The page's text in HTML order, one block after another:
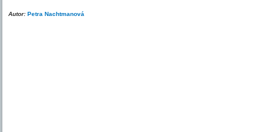
Autor:Petra Nachtmanová